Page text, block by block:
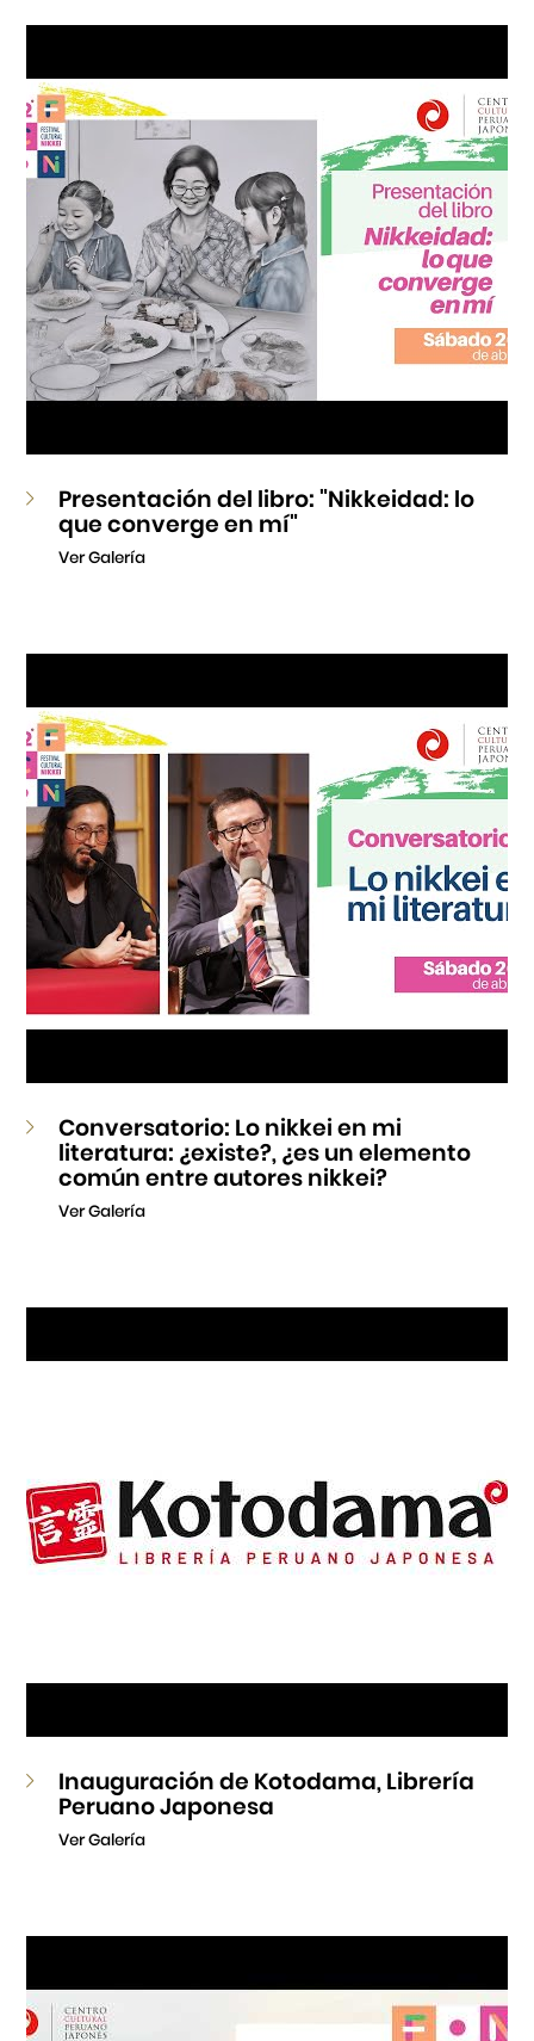
Museo de la Inmigración Japonesa
Fondo Editorial
Teatro Peruano Japonés
Presentación del libro: "Nikkeidad: lo
que converge en mí"
Ver Galería
Conversatorio: Lo nikkei en mi
literatura: ¿existe?, ¿es un elemento
común entre autores nikkei?
Ver Galería
Inauguración de Kotodama, Librería
Peruano Japonesa
Ver Galería